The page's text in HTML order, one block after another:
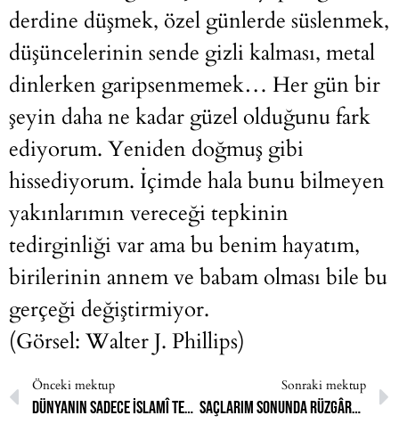
derdine düşmek, özel günlerde süslenmek,
düşüncelerinin sende gizli kalması, metal
dinlerken garipsenmemek… Her gün bir
şeyin daha ne kadar güzel olduğunu fark
ediyorum. Yeniden doğmuş gibi
hissediyorum. İçimde hala bunu bilmeyen
yakınlarımın vereceği tepkinin
tedirginliği var ama bu benim hayatım,
birilerinin annem ve babam olması bile bu
gerçeği değiştirmiyor.
(Görsel: Walter J. Phillips)
Önceki mektup
Dünyanın sadece İslamî temellerden ibaret olmadığını anladım.
Sonraki mektup
Saçlarım sonunda rüzgârla tanıştı.